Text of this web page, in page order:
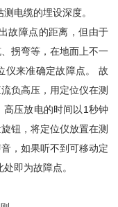
电缆的埋设深度。
故障点的距离，但由于
拐弯等，在地面上不一
仪来准确定故障点。 故
负高压，用定位仪在测
高压放电的时间以1秒钟
钮，将定位仪放置在测
，如果听不到可移动定
即为故障点。